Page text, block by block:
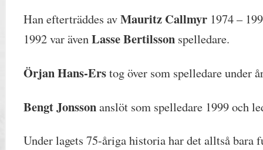
Han efterträddes avMauritz Callmyr 1974 –
1992 var ävenLasseBertilsson spelledare.
Örjan Hans-Erstog över som spelledare under
Bengt Jonssonanslöt som spelledare 1999 och
Under lagets 75-åriga historia har det alltså bara